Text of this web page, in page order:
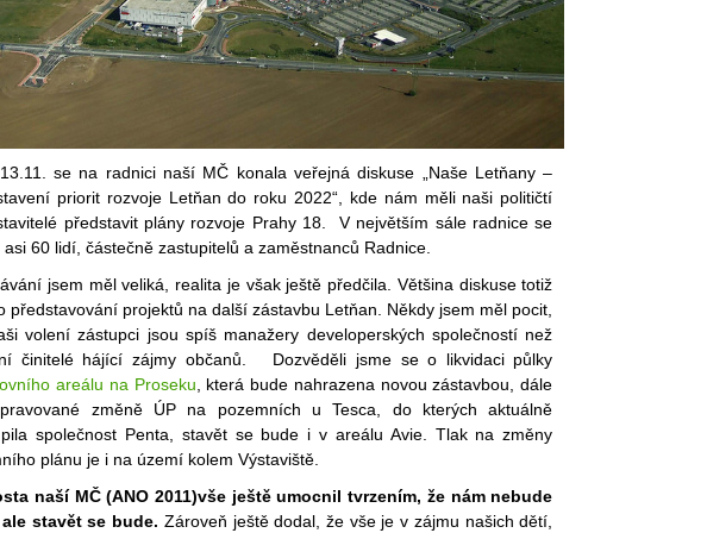
se na radnici naší MČ konala veřejná diskuse „Naše Letňany –
priorit rozvoje Letňan do roku 2022“, kde nám měli naši političtí
představit plány rozvoje Prahy 18. V největším sále radnice se
asi 60 lidí, částečně zastupitelů a zaměstnanců Radnice.
jsem měl veliká, realita je však ještě předčila. Většina diskuse totiž
představování projektů na další zástavbu Letňan. Někdy jsem měl pocit,
volení zástupci jsou spíš manažery developerských společností než
činitelé hájící zájmy občanů. Dozvěděli jsme se o likvidaci půlky
areálu na Proseku , která bude nahrazena novou zástavbou, dále
změně ÚP na pozemních u Tesca, do kterých aktuálně
společnost Penta, stavět se bude i v areálu Avie. Tlak na změny
plánu je i na území kolem Výstaviště.
naší MČ (ANO 2011)vše ještě umocnil tvrzením, že nám nebude
stavět se bude. Zároveň ještě dodal, že vše je v zájmu našich dětí,